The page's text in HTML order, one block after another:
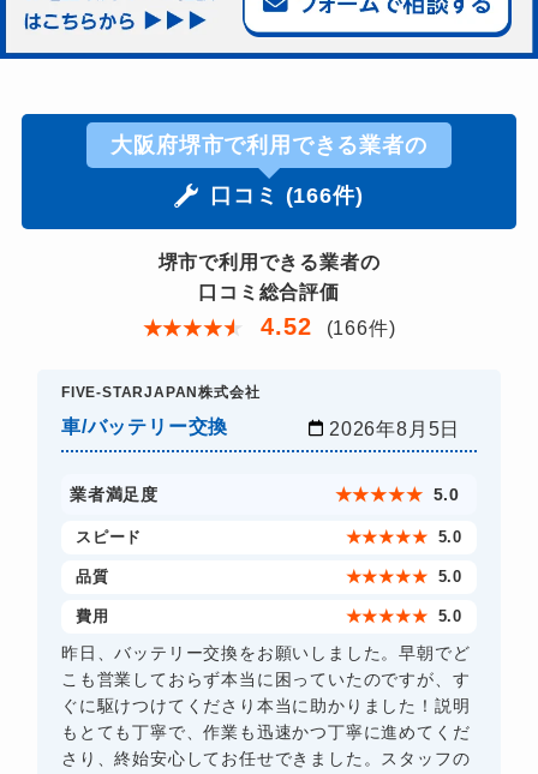
大阪府堺市で利用できる業者の
口コミ (166件)
堺市で利用できる業者の
口コミ総合評価
★★★★★ 4.52 (166件)
FIVE-STARJAPAN株式会社
車/バッテリー交換 2026年8月5日
業者満足度 ★★★★★ 5.0
スピード ★★★★★ 5.0
品質 ★★★★★ 5.0
費用 ★★★★★ 5.0
昨日、バッテリー交換をお願いしました。早朝でど
こも営業しておらず本当に困っていたのですが、す
ぐに駆けつけてくださり本当に助かりました！説明
もとても丁寧で、作業も迅速かつ丁寧に進めてくだ
さり、終始安心してお任せできました。スタッフの